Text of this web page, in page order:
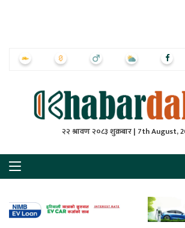
२२ श्रावण २०८३ शुक्रबार | 7th August,